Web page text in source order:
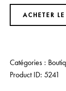
ACHETER
Catégories :
Product ID: 5241